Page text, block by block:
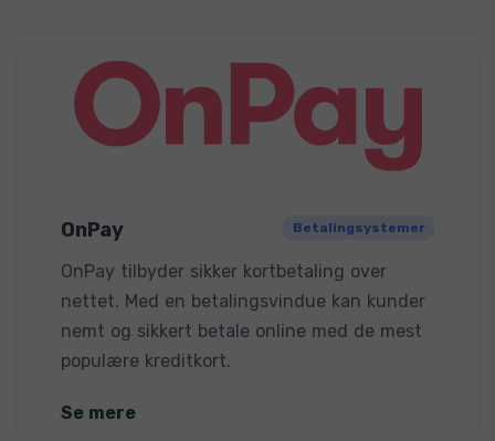
OnPay Betalingsystemer
OnPay tilbyder sikker kortbetaling over
nettet. Med en betalingsvindue kan kunder
nemt og sikkert betale online med de mest
populære kreditkort.
Se mere